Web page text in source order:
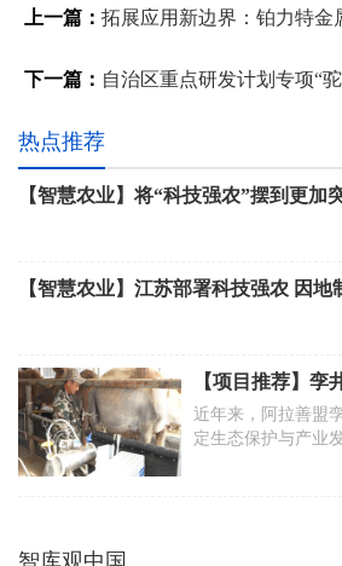
上一篇： 拓展应用新边界：铂力特金属3D打印技
下一篇： 自治区重点研发计划专项“驼奶、驴奶产
热点推荐
近年来，阿拉善盟
定生态保护与产业
位，立足本地实际